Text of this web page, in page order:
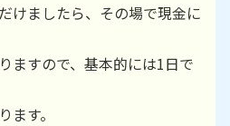
けましたら、その場で現金に
ますので、基本的には1日で
す。